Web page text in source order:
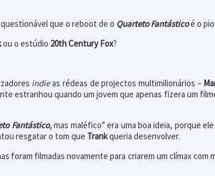
que o reboot de o Quarteto Fantásticoé o
ou o estúdio 20th Century Fox?
indieas rédeas de projectos multimilionários –
estranhou quando um jovem que apenas fizera um
Fantástico, mas maléfico” era uma boa ideia, porque
resgatar o tom que Trankqueria desenvolver.
foram filmadas novamente para criarem um clímax